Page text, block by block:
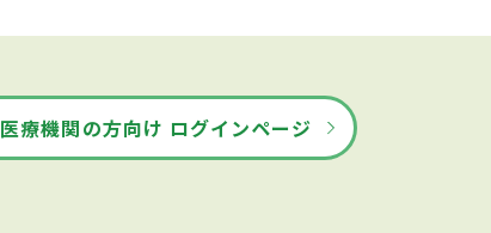
医療機関の方向け ログインページ